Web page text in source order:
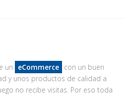
un eCommerce con un buen
y unos productos de calidad a
no recibe visitas. Por eso toda